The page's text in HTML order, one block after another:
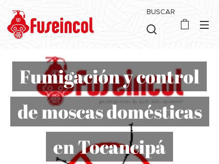
BUSCAR
Fumigación y control
de moscas domésticas
en Tocancipá